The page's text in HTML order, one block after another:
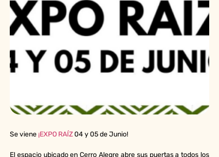
Se viene ¡EXPO RAÍZ04 y 05 de Junio!
El espacio ubicado en Cerro Alegre abre sus puertas a todos los